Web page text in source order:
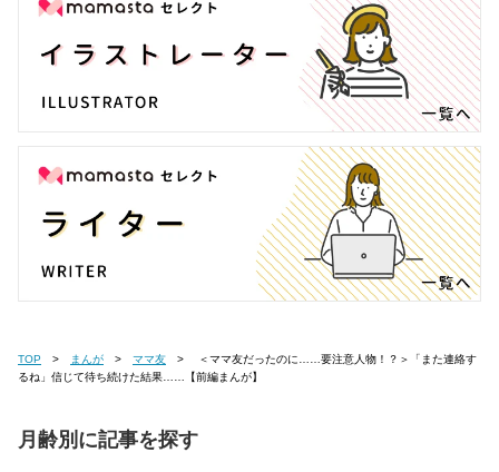
TOP まんが ママ友
るね」信じて待ち続けた結果……【前編まんが】
月齢別に記事を探す